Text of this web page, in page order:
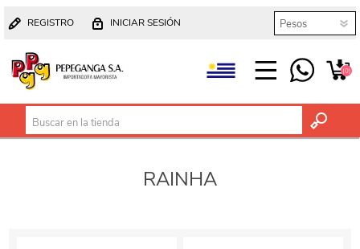
REGISTRO INICIAR SESIÓN
(0)
RAINHA